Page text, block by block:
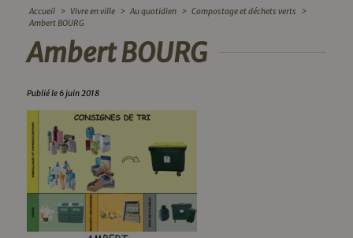
Accueil > Vivre en ville > Au quotidien > Compostage et déchets verts
>
Ambert BOURG
Ambert BOURG
Publié le 6 juin 2018